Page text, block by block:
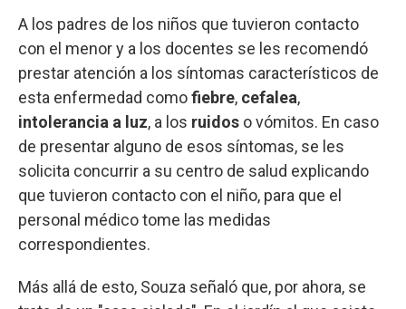
A los padres de los niños que tuvieron contacto
con el menor y a los docentes se les recomendó
prestar atención a los síntomas característicos de
esta enfermedad comofiebre, cefalea,
intolerancia a luz, a los ruidos o vómitos. En caso
de presentar alguno de esos síntomas, se les
solicita concurrir a su centro de salud explicando
que tuvieron contacto con el niño, para que el
personal médico tome las medidas
correspondientes.
Más allá de esto, Souza señaló que, por ahora, se